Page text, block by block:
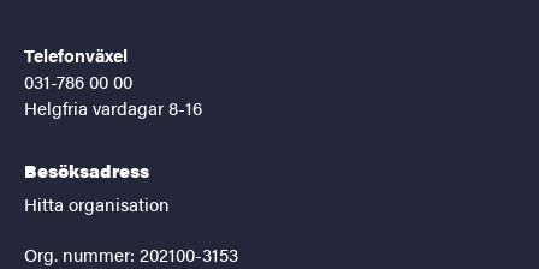
Telefonväxel
031-786 00 00
Helgfria vardagar 8-16
Besöksadress
Hitta organisation
Org. nummer: 202100-3153